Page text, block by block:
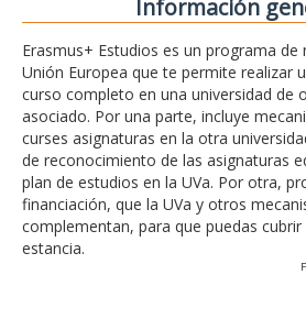
Información
Erasmus+ Estudios es un programa de
Unión Europea que te permite realizar
curso completo en una universidad de
asociado. Por una parte, incluye
curses asignaturas en la otra
de reconocimiento de las asignaturas
plan de estudios en la UVa. Por otra,
financiación, que la UVa y otros
complementan, para que puedas
estancia.